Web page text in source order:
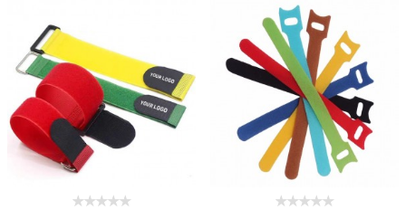
Werbeartikel
anfragen
Individuelle
Werbeartikel
anfragen